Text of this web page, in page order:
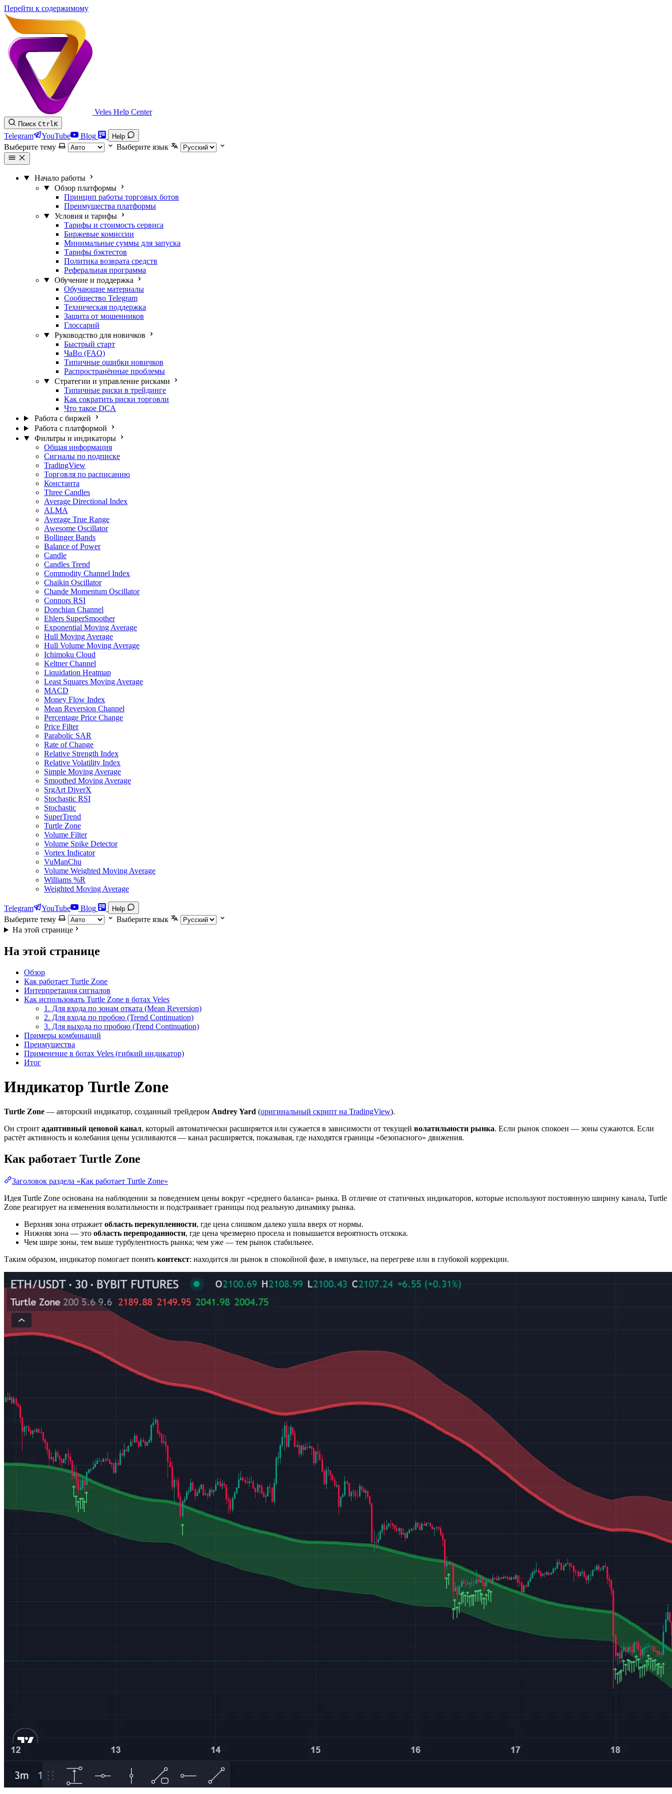
Перейти к содержимому
Veles Help Center
Поиск CtrlK
Telegram YouTube Blog Help
Выберите тему Выберите язык
Начало работы
Обзор платформы
Принцип работы торговых ботов
Преимущества платформы
Условия и тарифы
Тарифы и стоимость сервиса
Биржевые комиссии
Минимальные суммы для запуска
Тарифы бэктестов
Политика возврата средств
Реферальная программа
Обучение и поддержка
Обучающие материалы
Сообщество Telegram
Техническая поддержка
Защита от мошенников
Глоссарий
Руководство для новичков
Быстрый старт
ЧаВо (FAQ)
Типичные ошибки новичков
Распространённые проблемы
Стратегии и управление рисками
Типичные риски в трейдинге
Как сократить риски торговли
Что такое DCA
Работа с биржей
Работа с платформой
Фильтры и индикаторы
Общая информация
Сигналы по подписке
TradingView
Торговля по расписанию
Константа
Three Candles
Average Directional Index
ALMA
Average True Range
Awesome Oscillator
Bollinger Bands
Balance of Power
Candle
Candles Trend
Commodity Channel Index
Chaikin Oscillator
Chande Momentum Oscillator
Connors RSI
Donchian Channel
Ehlers SuperSmoother
Exponential Moving Average
Hull Moving Average
Hull Volume Moving Average
Ichimoku Cloud
Keltner Channel
Liquidation Heatmap
Least Squares Moving Average
MACD
Money Flow Index
Mean Reversion Channel
Percentage Price Change
Price Filter
Parabolic SAR
Rate of Change
Relative Strength Index
Relative Volatility Index
Simple Moving Average
Smoothed Moving Average
SrgArt DiverX
Stochastic RSI
Stochastic
SuperTrend
Turtle Zone
Volume Filter
Volume Spike Detector
Vortex Indicator
VuManChu
Volume Weighted Moving Average
Williams %R
Weighted Moving Average
Telegram YouTube Blog Help
Выберите тему
Выберите язык
На этой странице
На этой странице
Обзор
Как работает Turtle Zone
Интерпретация сигналов
Как использовать Turtle Zone в ботах Veles
1. Для входа по зонам отката (Mean Reversion)
2. Для входа по пробою (Trend Continuation)
3. Для выхода по пробою (Trend Continuation)
Примеры комбинаций
Преимущества
Применение в ботах Veles (гибкий индикатор)
Итог
Индикатор Turtle Zone
Turtle Zone — авторский индикатор, созданный трейдером Andrey Yard (оригинальный скрипт на TradingView).
Он строит адаптивный ценовой канал, который автоматически расширяется или сужается в зависимости от текущей волатильности рынка. Если рынок спокоен — зоны сужаются. Если
растёт активность и колебания цены усиливаются — канал расширяется, показывая, где находятся границы «безопасного» движения.
Как работает Turtle Zone
Заголовок раздела «Как работает Turtle Zone»
Идея Turtle Zone основана на наблюдении за поведением цены вокруг «среднего баланса» рынка. В отличие от статичных индикаторов, которые используют постоянную ширину канала, Turtle
Zone реагирует на изменения волатильности и подстраивает границы под реальную динамику рынка.
Верхняя зона отражает область перекупленности, где цена слишком далеко ушла вверх от нормы.
Нижняя зона — это область перепроданности, где цена чрезмерно просела и повышается вероятность отскока.
Чем шире зоны, тем выше турбулентность рынка; чем уже — тем рынок стабильнее.
Таким образом, индикатор помогает понять контекст: находится ли рынок в спокойной фазе, в импульсе, на перегреве или в глубокой коррекции.